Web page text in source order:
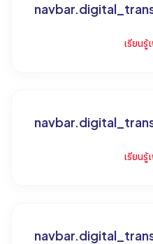
เรียนรู้
เรียนรู้